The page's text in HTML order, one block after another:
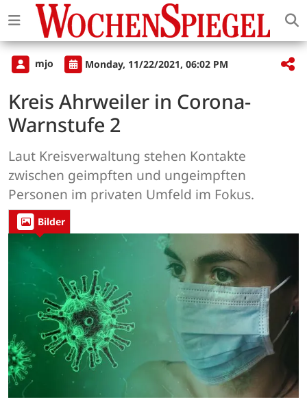
mjo Monday, 11/22/2021, 06:02 PM
Kreis Ahrweiler in Corona-
Warnstufe 2
Laut Kreisverwaltung stehen Kontakte
zwischen geimpften und ungeimpften
Personen im privaten Umfeld im Fokus.
Bilder